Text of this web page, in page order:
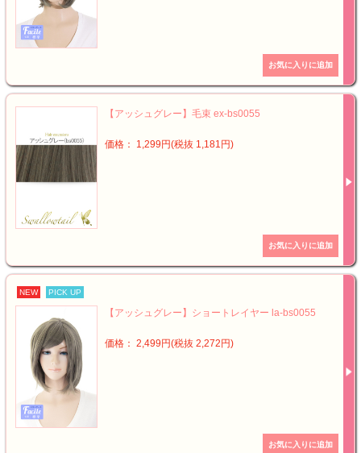
【アッシュグレー】毛束 ex-bs0055
価格： 1,299円(税抜 1,181円)
NEW PICK UP
【アッシュグレー】ショートレイヤー la-bs0055
価格： 2,499円(税抜 2,272円)